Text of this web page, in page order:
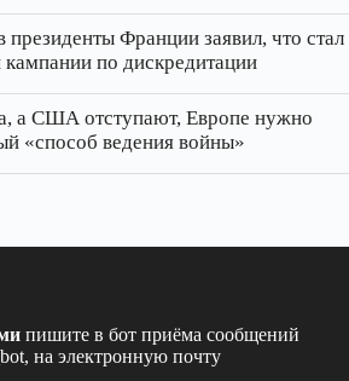
президенты Франции заявил, что стал
по дискредитации
а США отступают, Европе нужно
«способ ведения войны»
пишите в бот приёма сообщений
, на электронную почту